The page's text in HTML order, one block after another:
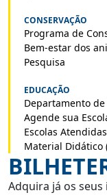
CONSERVAÇÃO
Programa de
Bem-estar dos
Pesquisa
EDUCAÇÃO
Departamento de
Agende sua
Escolas Atendidas
Material Didático
Adquira já os